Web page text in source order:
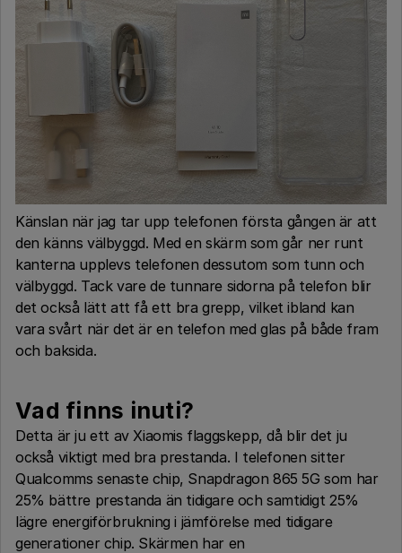
Känslan när jag tar upp telefonen första gången är att
den känns välbyggd. Med en skärm som går ner runt
kanterna upplevs telefonen dessutom som tunn och
välbyggd. Tack vare de tunnare sidorna på telefon blir
det också lätt att få ett bra grepp, vilket ibland kan
vara svårt när det är en telefon med glas på både fram
och baksida.
Vad finns inuti?
Detta är ju ett av Xiaomis flaggskepp, då blir det ju
också viktigt med bra prestanda. I telefonen sitter
Qualcomms senaste chip, Snapdragon 865 5G som har
25% bättre prestanda än tidigare och samtidigt 25%
lägre energiförbrukning i jämförelse med tidigare
generationer chip. Skärmen har en